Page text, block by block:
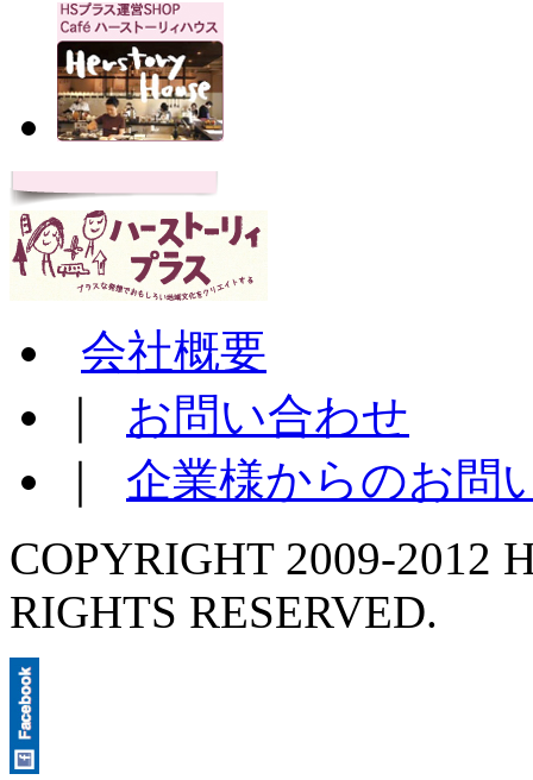
会社概要
お問い合わせ
企業様からのお問
COPYRIGHT 2009-2012
RIGHTS RESERVED.